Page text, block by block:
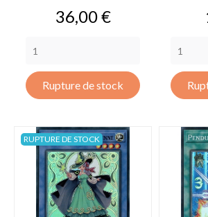
Prix
36,00 €
Rupture de stock
RUPTURE DE STOCK